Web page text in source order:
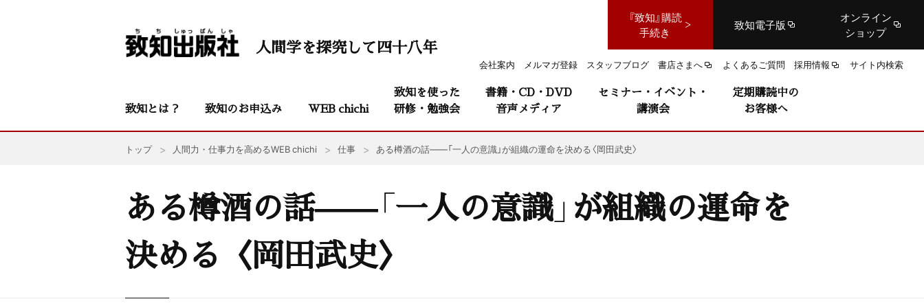
『致知』購読
手続き
致知電子版
オンライン
ショップ
会社案内 メルマガ登録 スタッフブログ 書店さまへ よくあるご質問 採用情報 サイト内検索
人間学を探究して四十八年
致知とは？ 致知のお申込み WEB chichi
致知を使った
研修・勉強会
書籍・CD・DVD
音声メディア
セミナー・イベント・
講演会
定期購読中の
お客様へ
トップ 人間力・仕事力を高めるWEB chichi 仕事 ある樽酒の話——「一人の意識」が組織の運命を決める〈岡田武史〉
ある樽酒の話——「一人の意識」が組織の運命を
決める〈岡田武史〉